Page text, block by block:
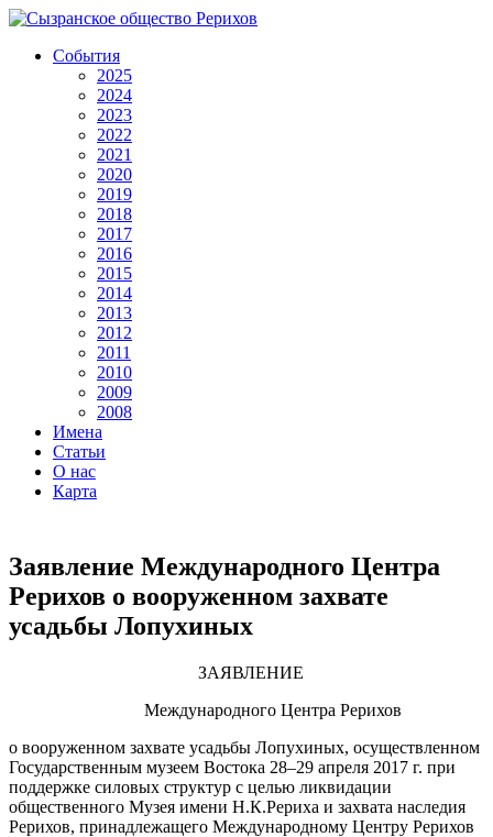
События
2025
2024
2023
2022
2021
2020
2019
2018
2017
2016
2015
2014
2013
2012
2011
2010
2009
2008
Имена
Статьи
О нас
Карта
Заявление Международного Центра
Рерихов о вооруженном захвате
усадьбы Лопухиных
ЗАЯВЛЕНИЕ
Международного Центра Рерихов
о вооруженном захвате усадьбы Лопухиных, осуществленном
Государственным музеем Востока 28–29 апреля 2017 г. при
поддержке силовых структур с целью ликвидации
общественного Музея имени Н.К.Рериха и захвата наследия
Рерихов, принадлежащего Международному Центру Рерихов